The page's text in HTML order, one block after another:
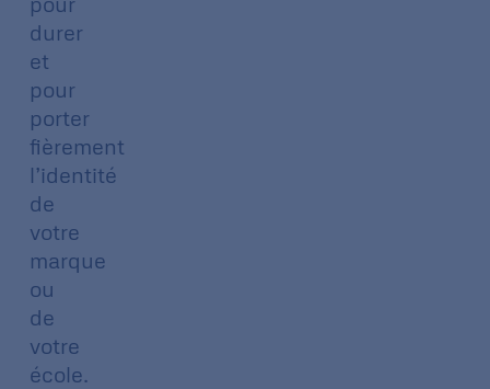
durer
et
pour
porter
fièrement
l’identité
de
votre
marque
ou
de
votre
école.